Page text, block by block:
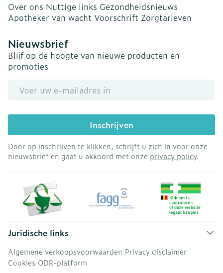
Over ons Nuttige links Gezondheidsnieuws
Apotheker van wacht Voorschrift Zorgtarieven
Nieuwsbrief
Blijf op de hoogte van nieuwe producten en
promoties
Inschrijven
Door op inschrijven te klikken, schrijft u zich in voor onze
nieuwsbrief en gaat u akkoord met onze privacy policy.
Juridische links
Algemene verkoopsvoorwaarden Privacy disclaimer
Cookies ODR-platform